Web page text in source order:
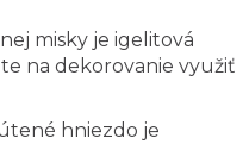
misky je igelitová
na dekorovanie využiť
hniezdo je